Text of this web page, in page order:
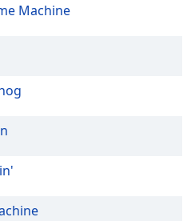
Machine